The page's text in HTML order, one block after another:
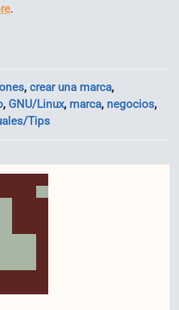
.
, crear una marca,
, GNU/Linux, marca, negocios,
Tips